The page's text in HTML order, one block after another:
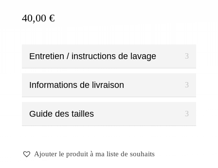
40,00 €
Entretien / instructions de lavage
Informations de livraison
Guide des tailles
Ajouter le produit à ma liste de souhaits